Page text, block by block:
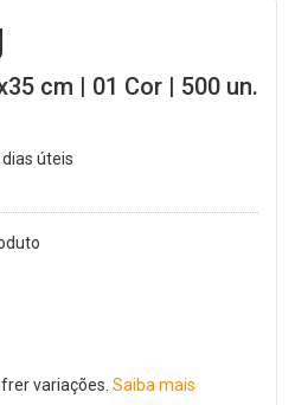
cm | 01 Cor | 500 un.
dias úteis
variações. Saiba mais